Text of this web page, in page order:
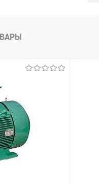
клик